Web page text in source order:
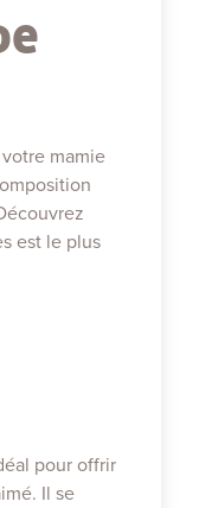
mamie
est le plus
pour offrir
Il se